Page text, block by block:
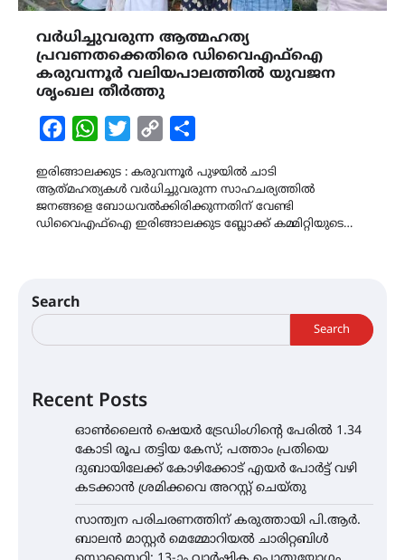
വർധിച്ചുവരുന്ന ആത്മഹത്യ
പ്രവണതക്കെതിരെ ഡിവൈഎഫ്ഐ
കരുവന്നൂർ വലിയപാലത്തിൽ യുവജന
ശൃംഖല തീർത്തു
FacebookWhatsAppTwitterCopy
ഇരിങ്ങാലക്കുട : കരുവന്നൂർ പുഴയിൽ ചാടി
ആത്‍മഹത്യകൾ വർധിച്ചുവരുന്ന സാഹചര്യത്തിൽ
ജനങ്ങളെ ബോധവൽക്കിരിക്കുന്നതിന് വേണ്ടി
ഡിവൈഎഫ്ഐ ഇരിങ്ങാലക്കുട ബ്ലോക്ക്‌ കമ്മിറ്റിയുടെ…
Search
Search
Recent Posts
ഓൺലൈൻ ഷെയർ ട്രേഡിംഗിന്റെ പേരിൽ 1.34
കോടി രൂപ തട്ടിയ കേസ്; പത്താം പ്രതിയെ
ദുബായിലേക്ക് കോഴിക്കോട് എയർ പോർട്ട് വഴി
കടക്കാൻ ശ്രമിക്കവെ അറസ്റ്റ് ചെയ്തു
സാന്ത്വന പരിചരണത്തിന് കരുത്തായി പി.ആർ.
ബാലൻ മാസ്റ്റർ മെമ്മോറിയൽ ചാരിറ്റബിൾ